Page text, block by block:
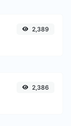
2,389
2,386